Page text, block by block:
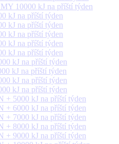
10000 kJ na příští týden
kJ na příští týden
kJ na příští týden
kJ na příští týden
kJ na příští týden
kJ na příští týden
kJ na příští týden
kJ na příští týden
kJ na příští týden
kJ na příští týden
+ 5000 kJ na příští týden
+ 6000 kJ na příští týden
+ 7000 kJ na příští týden
+ 8000 kJ na příští týden
+ 9000 kJ na příští týden